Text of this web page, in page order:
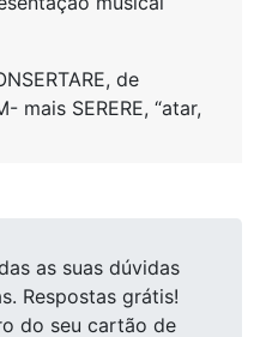
de
mais SERERE, “atar,
as suas dúvidas
Respostas grátis!
do seu cartão de